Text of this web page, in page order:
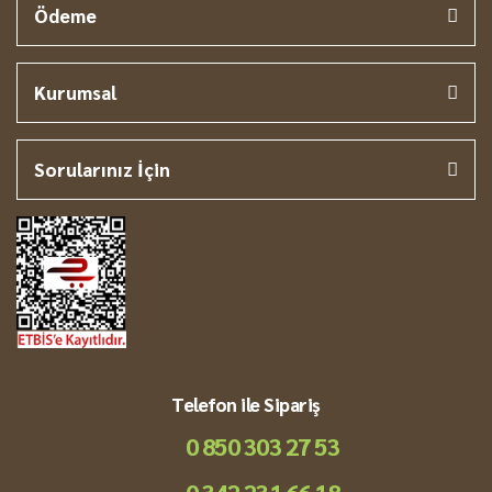
Ödeme
Kurumsal
Sorularınız İçin
Telefon ile Sipariş
0 850 303 27 53